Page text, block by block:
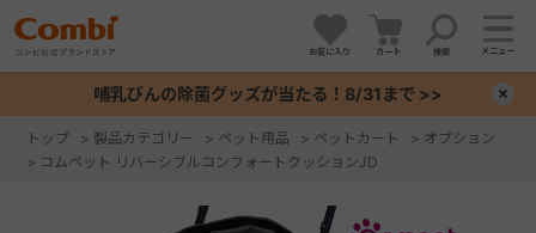
お気に入り カート 検索 メニュー
哺乳びんの除菌グッズが当たる！8/31まで >>
トップ > 製品カテゴリー > ペット用品 > ペットカート > オプション
> コムペット リバーシブルコンフォートクッションJD